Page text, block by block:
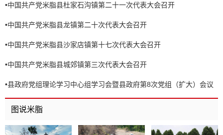
•中国共产党米脂县杜家石沟镇第二十一次代表大会召开
•中国共产党米脂县龙镇第二十次代表大会召开
•中国共产党米脂县沙家店镇第十七次代表大会召开
•中国共产党米脂县城郊镇第三次代表大会召开
•县政府党组理论学习中心组学习会暨县政府第8次党组（扩大）会议
召开
图说米脂